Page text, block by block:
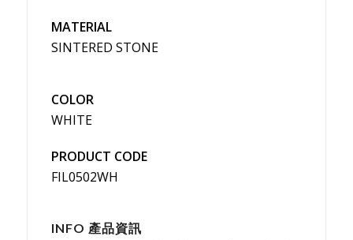
MATERIAL
SINTERED STONE
COLOR
WHITE
PRODUCT CODE
FIL0502WH
INFO 產品資訊